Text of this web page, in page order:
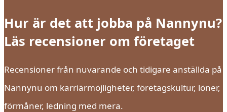
Hur är det att jobba på Nannynu?
Läs recensioner om företaget
Recensioner från nuvarande och tidigare anställda på
Nannynu om karriärmöjligheter, företagskultur, löner,
förmåner, ledning med mera.